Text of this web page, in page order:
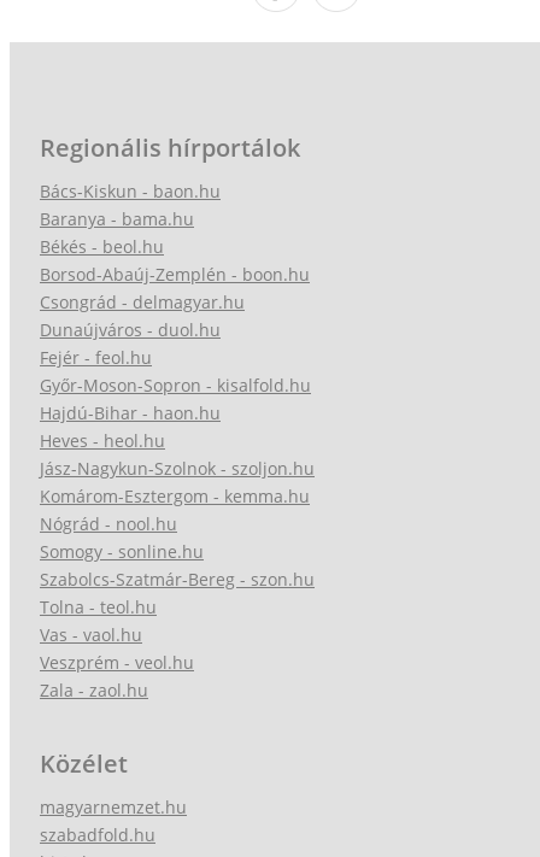
Regionális hírportálok
Bács-Kiskun - baon.hu
Baranya - bama.hu
Békés - beol.hu
Borsod-Abaúj-Zemplén - boon.hu
Csongrád - delmagyar.hu
Dunaújváros - duol.hu
Fejér - feol.hu
Győr-Moson-Sopron - kisalfold.hu
Hajdú-Bihar - haon.hu
Heves - heol.hu
Jász-Nagykun-Szolnok - szoljon.hu
Komárom-Esztergom - kemma.hu
Nógrád - nool.hu
Somogy - sonline.hu
Szabolcs-Szatmár-Bereg - szon.hu
Tolna - teol.hu
Vas - vaol.hu
Veszprém - veol.hu
Zala - zaol.hu
Közélet
magyarnemzet.hu
szabadfold.hu